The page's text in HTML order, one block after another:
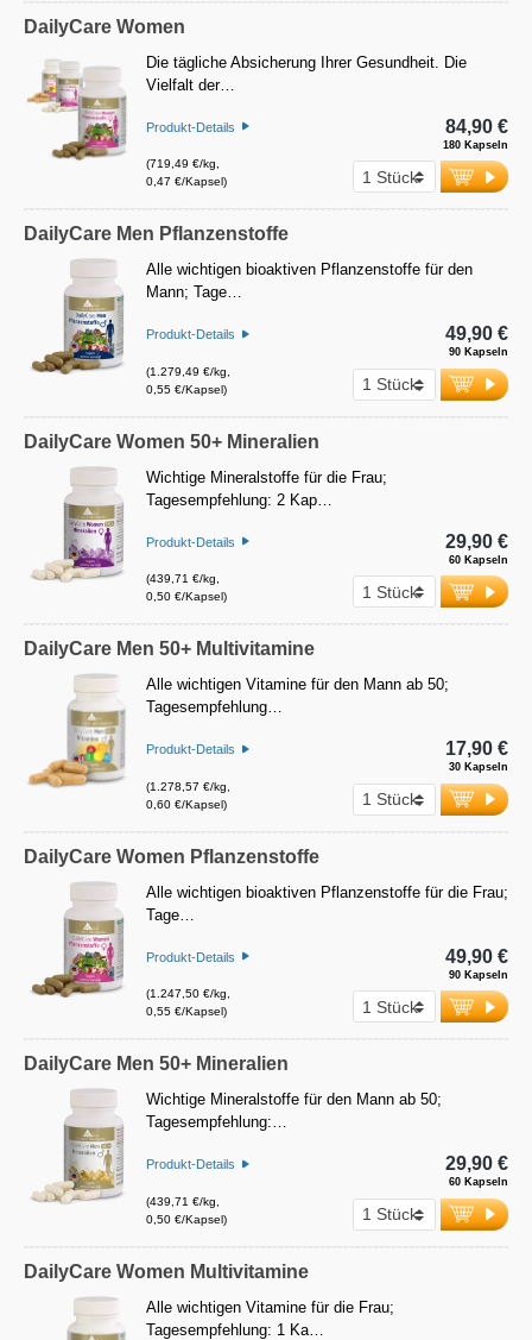
DailyCare Women
Die tägliche Absicherung Ihrer Gesundheit. Die
Vielfalt der…
Produkt-Details
(719,49 €/kg,
0,47 €/Kapsel)
180 Kapseln
84,90 €
DailyCare Men Pflanzenstoffe
Alle wichtigen bioaktiven Pflanzenstoffe für den
Mann; Tage…
Produkt-Details
(1.279,49 €/kg,
0,55 €/Kapsel)
90 Kapseln
49,90 €
DailyCare Women 50+ Mineralien
Wichtige Mineralstoffe für die Frau;
Tagesempfehlung: 2 Kap…
Produkt-Details
(439,71 €/kg,
0,50 €/Kapsel)
60 Kapseln
29,90 €
DailyCare Men 50+ Multivitamine
Alle wichtigen Vitamine für den Mann ab 50;
Tagesempfehlung…
Produkt-Details
(1.278,57 €/kg,
0,60 €/Kapsel)
30 Kapseln
17,90 €
DailyCare Women Pflanzenstoffe
Alle wichtigen bioaktiven Pflanzenstoffe für die Frau;
Tage…
Produkt-Details
(1.247,50 €/kg,
0,55 €/Kapsel)
90 Kapseln
49,90 €
DailyCare Men 50+ Mineralien
Wichtige Mineralstoffe für den Mann ab 50;
Tagesempfehlung:…
Produkt-Details
(439,71 €/kg,
0,50 €/Kapsel)
60 Kapseln
29,90 €
DailyCare Women Multivitamine
Alle wichtigen Vitamine für die Frau;
Tagesempfehlung: 1 Ka…